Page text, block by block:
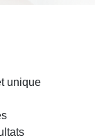
unique